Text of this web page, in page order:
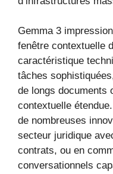
Gemma 3
fenêtre contextuelle
caractéristique
tâches
de longs documents
contextuelle
de nombreuses
secteur juridique
contrats, ou en
conversationnels